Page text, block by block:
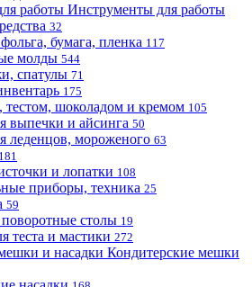
Инструменты для работы
32
бумага, пленка 117
молды 544
спатулы 71
175
тестом, шоколадом и кремом 105
выпечки и айсинга 50
леденцов, мороженого 63
181
и лопатки 108
приборы, техника 25
59
столы 19
теста и мастики 272
Кондитерские мешки